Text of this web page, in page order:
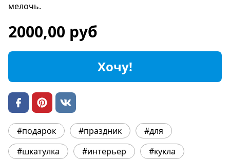
мелочь.
2000,00 руб
Хочу!
#подарок #праздник
#для
#шкатулка
#интерьер
#кукла